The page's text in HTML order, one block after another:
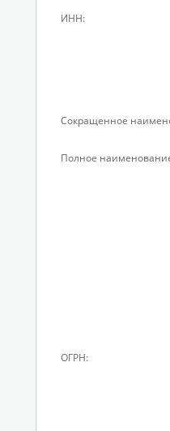
ИНН:
Сокращенное
Полное
ОГРН: